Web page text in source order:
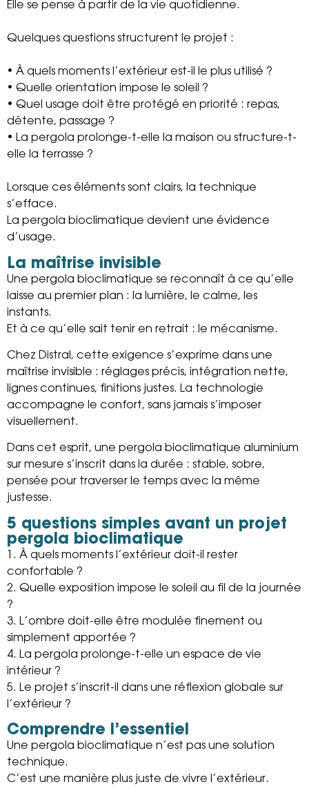
Elle se pense à partir de la vie quotidienne.
Quelques questions structurent le projet :
• À quels moments l’extérieur est-il le plus utilisé ?
• Quelle orientation impose le soleil ?
• Quel usage doit être protégé en priorité : repas,
détente, passage ?
• La pergola prolonge-t-elle la maison ou structure-t-
elle la terrasse ?
Lorsque ces éléments sont clairs, la technique
s’efface.
La pergola bioclimatique devient une évidence
d’usage.
La maîtrise invisible
Une pergola bioclimatique se reconnaît à ce qu’elle
laisse au premier plan : la lumière, le calme, les
instants.
Et à ce qu’elle sait tenir en retrait : le mécanisme.
Chez Distral, cette exigence s’exprime dans une
maîtrise invisible : réglages précis, intégration nette,
lignes continues, finitions justes. La technologie
accompagne le confort, sans jamais s’imposer
visuellement.
Dans cet esprit, une pergola bioclimatique aluminium
sur mesure s’inscrit dans la durée : stable, sobre,
pensée pour traverser le temps avec la même
justesse.
5 questions simples avant un projet
pergola bioclimatique
1. À quels moments l’extérieur doit-il rester
confortable ?
2. Quelle exposition impose le soleil au fil de la journée
?
3. L’ombre doit-elle être modulée finement ou
simplement apportée ?
4. La pergola prolonge-t-elle un espace de vie
intérieur ?
5. Le projet s’inscrit-il dans une réflexion globale sur
l’extérieur ?
Comprendre l’essentiel
Une pergola bioclimatique n’est pas une solution
technique.
C’est une manière plus juste de vivre l’extérieur.